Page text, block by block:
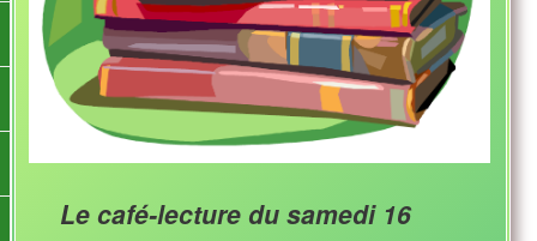
Le café-lecture du samedi 16